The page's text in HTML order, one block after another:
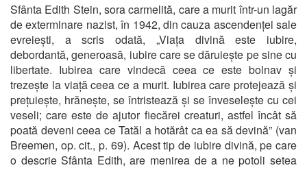
Sfânta Edith Stein, sora carmelită, care a murit într-un lagăr
de exterminare nazist, în 1942, din cauza ascendenței sale
evreiești, a scris odată, „Viața divină este iubire,
debordantă, generoasă, iubire care se dăruiește pe sine cu
libertate. Iubirea care vindecă ceea ce este bolnav și
trezește la viață ceea ce a murit. Iubirea care protejează și
prețuiește, hrănește, se întristează și se înveselește cu cei
veseli; care este de ajutor fiecărei creaturi, astfel încât să
poată deveni ceea ce Tatăl a hotărât ca ea să devină” (van
Breemen, op. cit., p. 69). Acest tip de iubire divină, pe care
o descrie Sfânta Edith, are menirea de a ne potoli setea